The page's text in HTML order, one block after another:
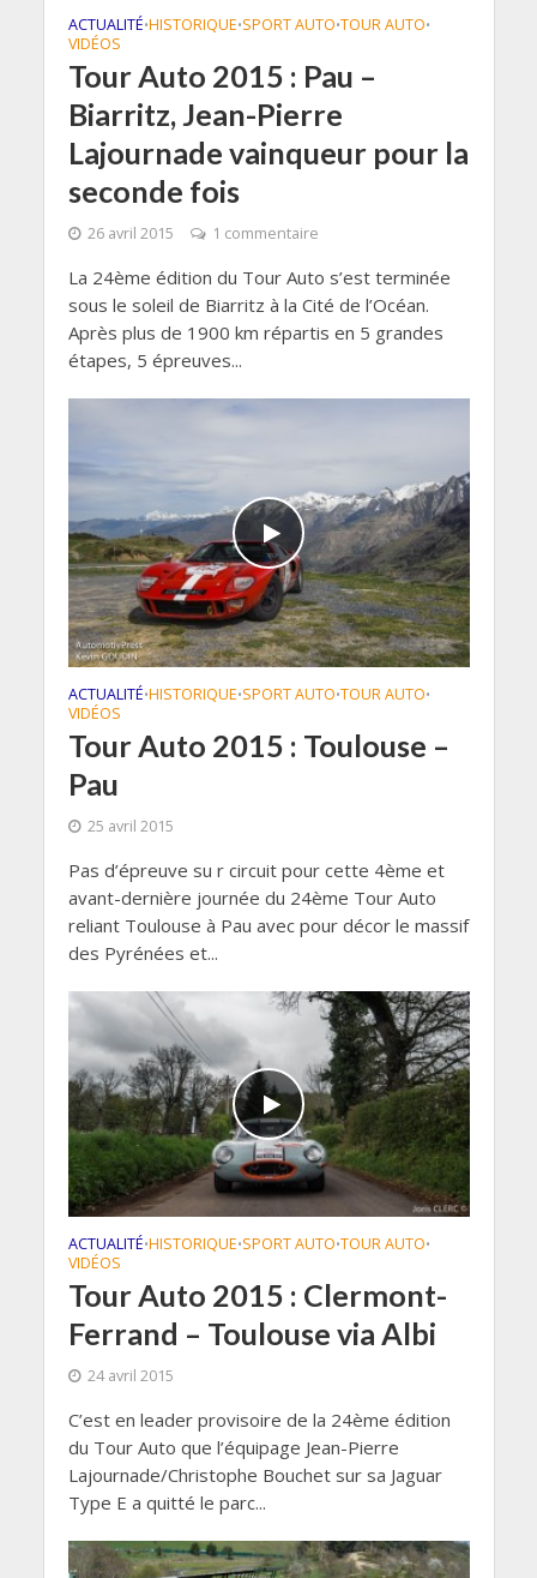
ACTUALITÉ•HISTORIQUE•SPORT AUTO•TOUR AUTO•
VIDÉOS
Tour Auto 2015 : Pau –
Biarritz, Jean-Pierre
Lajournade vainqueur pour la
seconde fois
26 avril 2015 1 commentaire
La 24ème édition du Tour Auto s’est terminée
sous le soleil de Biarritz à la Cité de l’Océan.
Après plus de 1900 km répartis en 5 grandes
étapes, 5 épreuves...
ACTUALITÉ•HISTORIQUE•SPORT AUTO•TOUR AUTO•
VIDÉOS
Tour Auto 2015 : Toulouse –
Pau
25 avril 2015
Pas d’épreuve su r circuit pour cette 4ème et
avant-dernière journée du 24ème Tour Auto
reliant Toulouse à Pau avec pour décor le massif
des Pyrénées et...
ACTUALITÉ•HISTORIQUE•SPORT AUTO•TOUR AUTO•
VIDÉOS
Tour Auto 2015 : Clermont-
Ferrand – Toulouse via Albi
24 avril 2015
C’est en leader provisoire de la 24ème édition
du Tour Auto que l’équipage Jean-Pierre
Lajournade/Christophe Bouchet sur sa Jaguar
Type E a quitté le parc...